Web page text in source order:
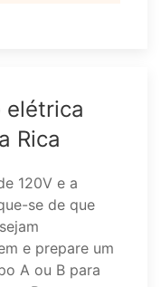
elétrica
Rica
120V e a
se de que
e prepare um
A ou B para